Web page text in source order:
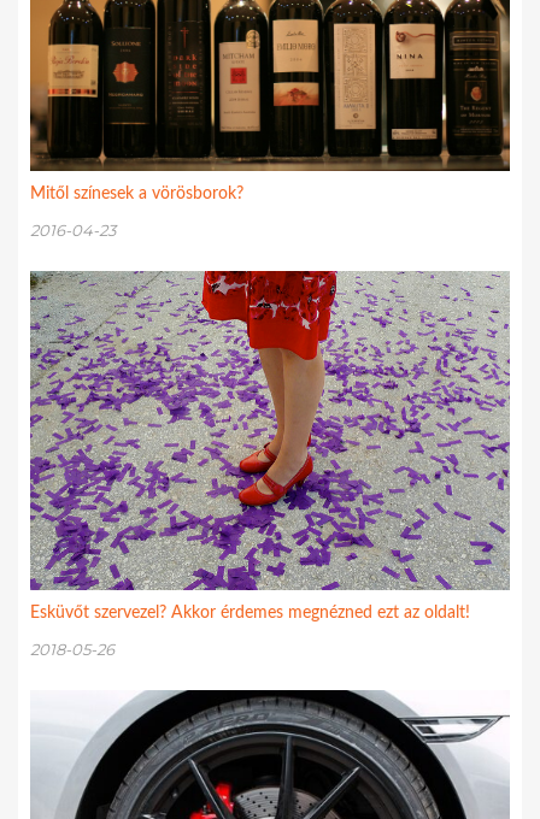
Mitől színesek a vörösborok?
2016-04-23
Esküvőt szervezel? Akkor érdemes megnézned ezt az oldalt!
2018-05-26